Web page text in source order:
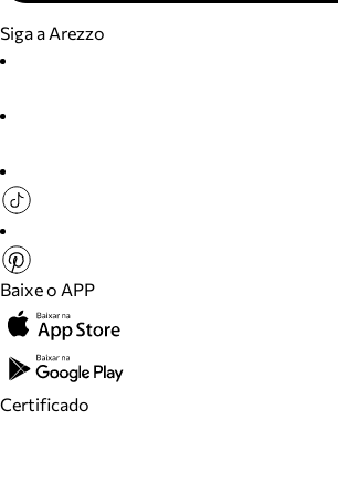
Siga a Arezzo
Baixe o APP
Certificado